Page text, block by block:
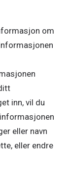
om
inn, vil du
eller navn
eller endre